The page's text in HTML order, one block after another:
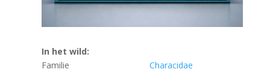
In het wild:
Familie
Characidae